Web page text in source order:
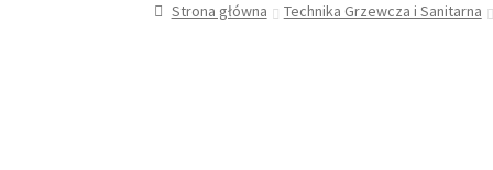
Strona główna Technika Grzewcza i Sanitarna